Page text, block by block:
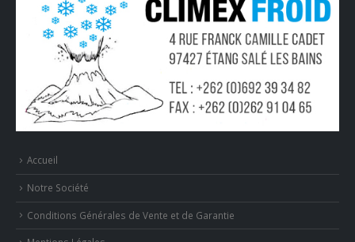
Accueil
Notre Société
Conditions Générales de Vente et de Garantie